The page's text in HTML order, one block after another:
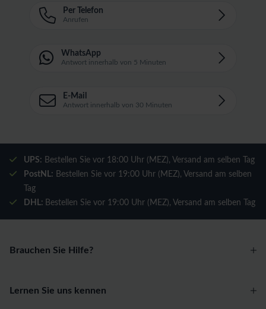
Per Telefon
Anrufen
WhatsApp
Antwort innerhalb von 5 Minuten
E-Mail
Antwort innerhalb von 30 Minuten
UPS: Bestellen Sie vor 18:00 Uhr (MEZ), Versand am selben Tag
PostNL: Bestellen Sie vor 19:00 Uhr (MEZ), Versand am selben
Tag
DHL: Bestellen Sie vor 19:00 Uhr (MEZ), Versand am selben Tag
Brauchen Sie Hilfe?
Lernen Sie uns kennen